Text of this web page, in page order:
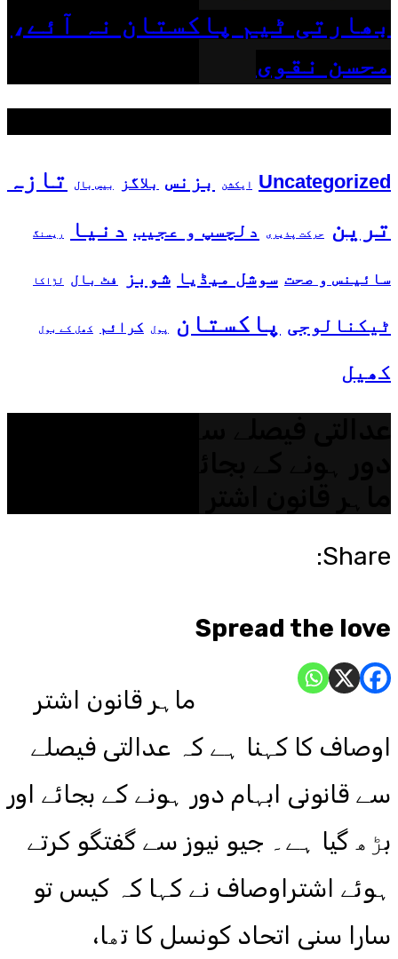
بھارتی ٹیم پاکستان نہ آئے،
محسن نقوی
Uncategorized ایکشن بزنس بلاگز بیس بال
تازہ
ترین
حرکت پذیری دلچسپ و عجیب دنیا ریسنگ
سائینس و صحت سوشل میڈیا شوبز فٹ بال لڑاکا
ٹیکنالوجی پاکستان پول کرائم کھل کے بول
کھیل
Share:
Spread the love
ماہر قانون اشتر
اوصاف کا کہنا ہے کہ عدالتی فیصلے
سے قانونی ابہام دور ہونے کے بجائے اور
بڑھ گیا ہے۔ جیو نیوز سے گفتگو کرتے
ہوئے اشتراوصاف نے کہا کہ کیس تو
سارا سنی اتحاد کونسل کا تھا،